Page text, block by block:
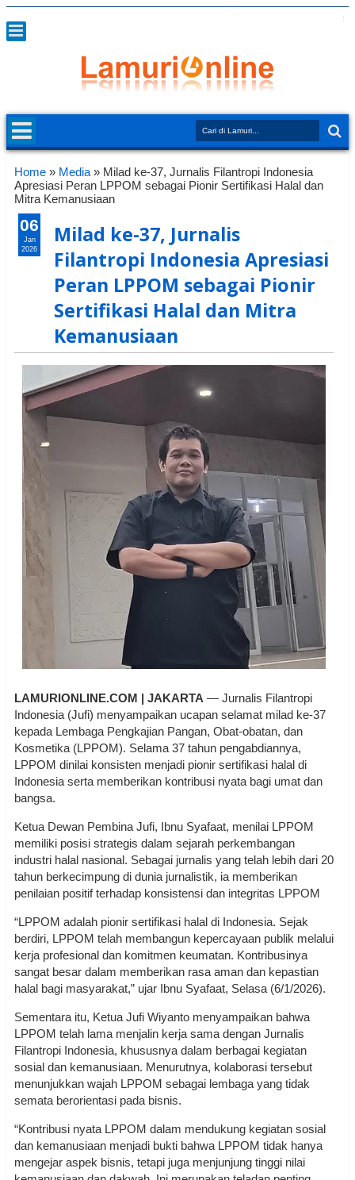
Home » Media » Milad ke-37, Jurnalis Filantropi Indonesia
Apresiasi Peran LPPOM sebagai Pionir Sertifikasi Halal dan
Mitra Kemanusiaan
Milad ke-37, Jurnalis
Filantropi Indonesia Apresiasi
Peran LPPOM sebagai Pionir
Sertifikasi Halal dan Mitra
Kemanusiaan
LAMURIONLINE.COM | JAKARTA — Jurnalis Filantropi
Indonesia (Jufi) menyampaikan ucapan selamat milad ke-37
kepada Lembaga Pengkajian Pangan, Obat-obatan, dan
Kosmetika (LPPOM). Selama 37 tahun pengabdiannya,
LPPOM dinilai konsisten menjadi pionir sertifikasi halal di
Indonesia serta memberikan kontribusi nyata bagi umat dan
bangsa.
Ketua Dewan Pembina Jufi, Ibnu Syafaat, menilai LPPOM
memiliki posisi strategis dalam sejarah perkembangan
industri halal nasional. Sebagai jurnalis yang telah lebih dari 20
tahun berkecimpung di dunia jurnalistik, ia memberikan
penilaian positif terhadap konsistensi dan integritas LPPOM
“LPPOM adalah pionir sertifikasi halal di Indonesia. Sejak
berdiri, LPPOM telah membangun kepercayaan publik melalui
kerja profesional dan komitmen keumatan. Kontribusinya
sangat besar dalam memberikan rasa aman dan kepastian
halal bagi masyarakat,” ujar Ibnu Syafaat, Selasa (6/1/2026).
Sementara itu, Ketua Jufi Wiyanto menyampaikan bahwa
LPPOM telah lama menjalin kerja sama dengan Jurnalis
Filantropi Indonesia, khususnya dalam berbagai kegiatan
sosial dan kemanusiaan. Menurutnya, kolaborasi tersebut
menunjukkan wajah LPPOM sebagai lembaga yang tidak
semata berorientasi pada bisnis.
“Kontribusi nyata LPPOM dalam mendukung kegiatan sosial
dan kemanusiaan menjadi bukti bahwa LPPOM tidak hanya
mengejar aspek bisnis, tetapi juga menjunjung tinggi nilai
06
Jan
2026